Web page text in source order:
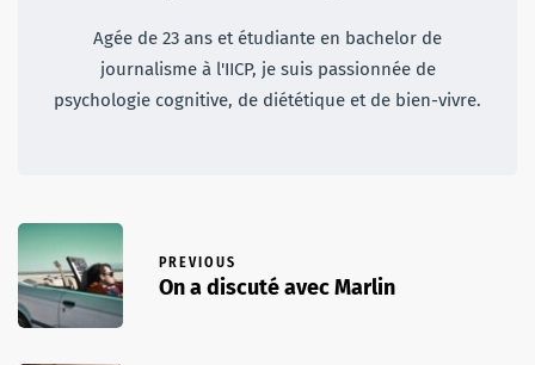
Agée de 23 ans et étudiante en bachelor de
journalisme à l'IICP, je suis passionnée de
psychologie cognitive, de diététique et de bien-vivre.
PREVIOUS
On a discuté avec Marlin